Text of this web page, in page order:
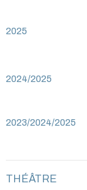
2025
2024/2025
2023/2024/2025
THÉÂTRE